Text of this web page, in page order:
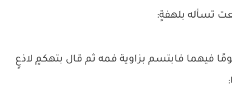
تسأله بلهفةٍ:
فيهما فابتسم بزاوية فمه ثم قال بتهكمٍ لاذعٍ